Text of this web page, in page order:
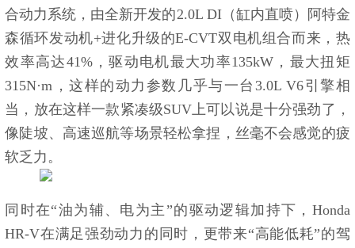
合动力系统，由全新开发的2.0L DI（缸内直喷）阿特金
森循环发动机+进化升级的E-CVT双电机组合而来，热
效率高达41%，驱动电机最大功率135kW，最大扭矩
315N·m，这样的动力参数几乎与一台3.0L V6引擎相
当，放在这样一款紧凑级SUV上可以说是十分强劲了，
像陡坡、高速巡航等场景轻松拿捏，丝毫不会感觉的疲
软乏力。
同时在“油为辅、电为主”的驱动逻辑加持下，Honda
HR-V在满足强劲动力的同时，更带来“高能低耗”的驾